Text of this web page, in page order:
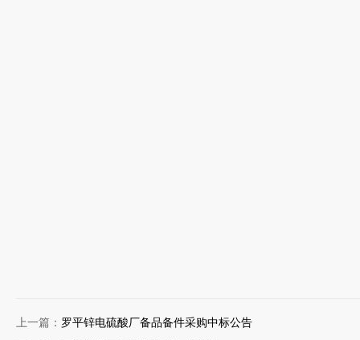
上一篇： 罗平锌电硫酸厂备品备件采购中标公告